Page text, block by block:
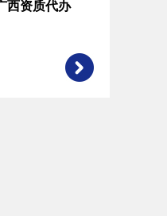
西资质代办